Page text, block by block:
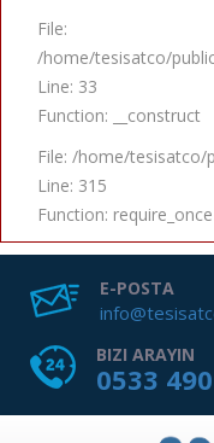
File:
/home/tesisatco/
Line: 33
Function: __construct
File: /home/tesisatco/
Line: 315
Function: require_once
E-POSTA
BIZI ARAYIN
0533